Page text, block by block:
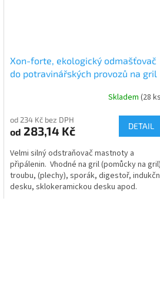
Xon-forte, ekologický odmašťovač
do potravinářských provozů na gril
produktu
je
z
5
hvězdiček.
Skladem (28
od 234 Kč bez DPH
od 283,14 Kč DETAIL
Velmi silný odstraňovač mastnoty a
připálenin. Vhodné na gril (pomůcky na
troubu, (plechy), sporák, digestoř,
desku, sklokeramickou desku apod.